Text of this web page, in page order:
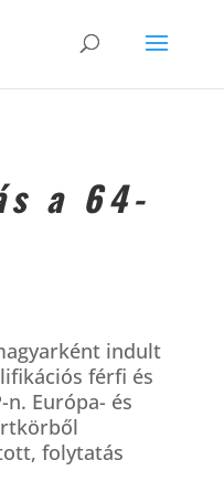
a 64-
indult
férfi és
Európa- és
folytatás